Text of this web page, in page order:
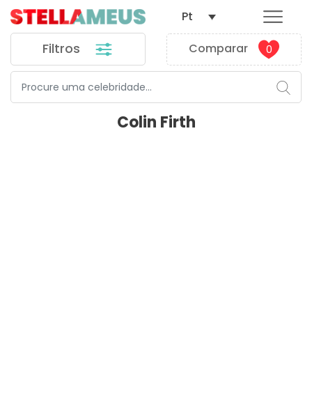
Filtros Comparar 0
Pt
Colin Firth